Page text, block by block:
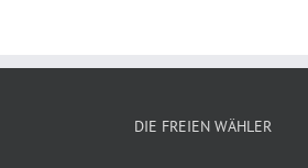
DIE FREIEN WÄHLER